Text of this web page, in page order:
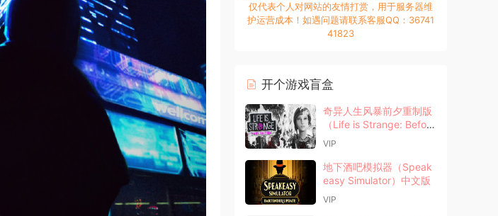
仅代表个人对网站的友情打赏，用于服务器维
护运营成本！如遇问题请联系客服QQ：36741
41823
开个游戏盲盒
奇异人生风暴前夕重制版
（Life is Strange: Before
the Storm Remastere
VIP
地下酒吧模拟器（Speak
easy Simulator）中文版
VIP